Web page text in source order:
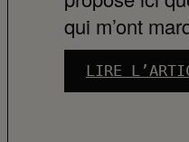
qui m’ont
LIRE